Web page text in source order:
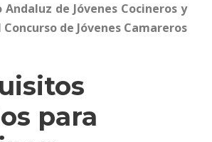
Andaluz de Jóvenes Cocineros y
Concurso de Jóvenes Camareros
para